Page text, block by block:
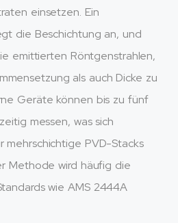
einsetzen. Ein
die Beschichtung an, und
emittierten Röntgenstrahlen,
als auch Dicke zu
Geräte können bis zu fünf
messen, was sich
mehrschichtige PVD-Stacks
Methode wird häufig die
wie AMS 2444A